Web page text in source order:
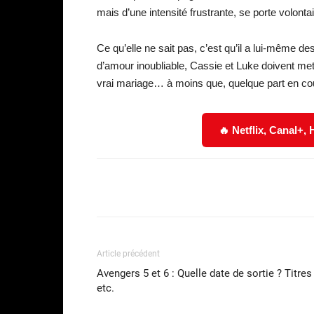
mais d’une intensité frustrante, se porte
Ce qu’elle ne sait pas, c’est qu’il a lui-même
d’amour inoubliable, Cassie et Luke doivent
vrai mariage… à moins que, quelque part en
🔥 Netflix, Canal+,
Article précédent
Avengers 5 et 6 : Quelle date de sortie ? Titres
etc.